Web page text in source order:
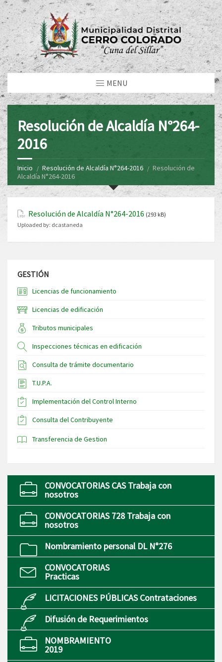
MENU
Resolución de Alcaldía N°264-
2016
Inicio Resolución de Alcaldía N°264-2016
Resolución de
Alcaldía N°264-2016
Resolución de Alcaldía N°264-2016 (293 kB)
Uploaded by: dcastaneda
GESTIÓN
Licencias de funcionamiento
Licencias de edificación
Tributos municipales
Inspecciones técnicas en edificación
Consulta de trámite documentario
T.U.P.A.
Implementación del Control Interno
Consulta del Contribuyente
Transferencia de Gestion
CONVOCATORIAS CAS Trabaja con
nosotros
CONVOCATORIAS 728 Trabaja con
nosotros
Nombramiento personal DL N°276
CONVOCATORIAS
Practicas
LICITACIONES PÚBLICAS Contrataciones
Difusión de Requerimientos
NOMBRAMIENTO
2019